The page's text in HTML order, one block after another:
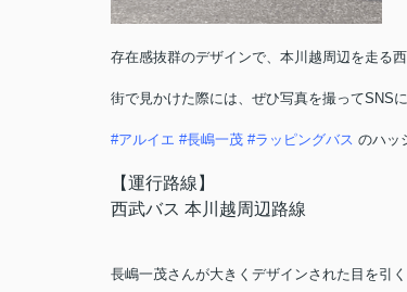
存在感抜群のデザインで、本川越周辺を走る
街で見かけた際には、ぜひ写真を撮ってSNS
#アルイエ #長嶋一茂 #ラッピングバス のハッ
【運行路線】
西武バス 本川越周辺路線
長嶋一茂さんが大きくデザインされた目を引く